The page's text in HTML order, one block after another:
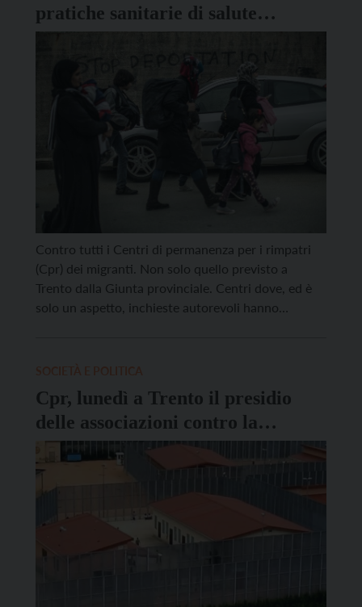
pratiche sanitarie di salute
mentale nei Cpr
Contro tutti i Centri di permanenza per i rimpatri
(Cpr) dei migranti. Non solo quello previsto a
Trento dalla Giunta provinciale. Centri dove, ed è
solo un aspetto, inchieste autorevoli hanno
Cpr, lunedì a Trento il presidio
delle associazioni contro la
manifestazione di CasaPound